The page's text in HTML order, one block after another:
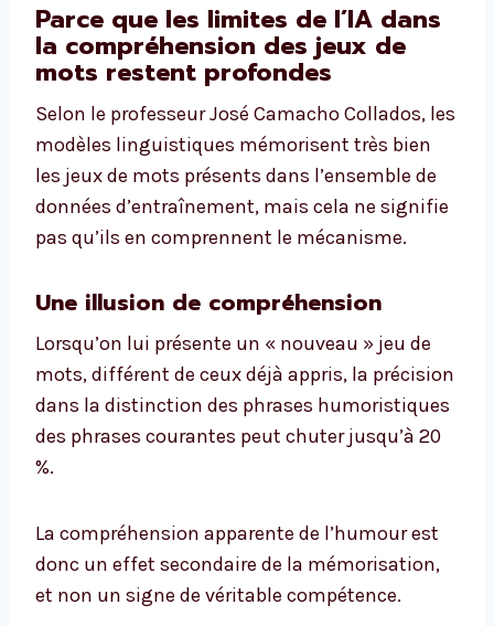
Parce que les limites de l’IA dans
la compréhension des jeux de
mots restent profondes
Selon le professeur José Camacho Collados, les
modèles linguistiques mémorisent très bien
les jeux de mots présents dans l’ensemble de
données d’entraînement, mais cela ne signifie
pas qu’ils en comprennent le mécanisme.
Une illusion de compréhension
Lorsqu’on lui présente un « nouveau » jeu de
mots, différent de ceux déjà appris, la précision
dans la distinction des phrases humoristiques
des phrases courantes peut chuter jusqu’à 20
%.
La compréhension apparente de l’humour est
donc un effet secondaire de la mémorisation,
et non un signe de véritable compétence.